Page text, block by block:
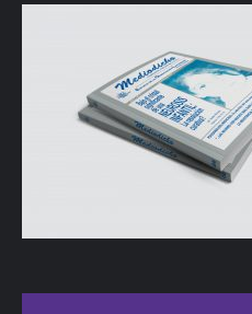
DETALLES